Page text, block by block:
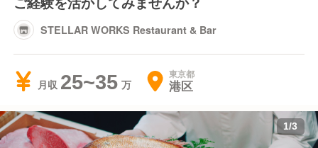
STELLAR WORKS Restaurant & Bar
月収 25~35 東京都
港区
1/3